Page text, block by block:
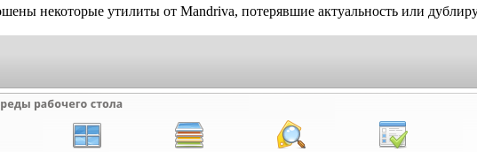
некоторые утилиты от Mandriva, потерявшие актуальность или